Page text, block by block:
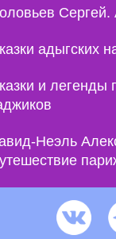
адыгских
и легенды
Неэль